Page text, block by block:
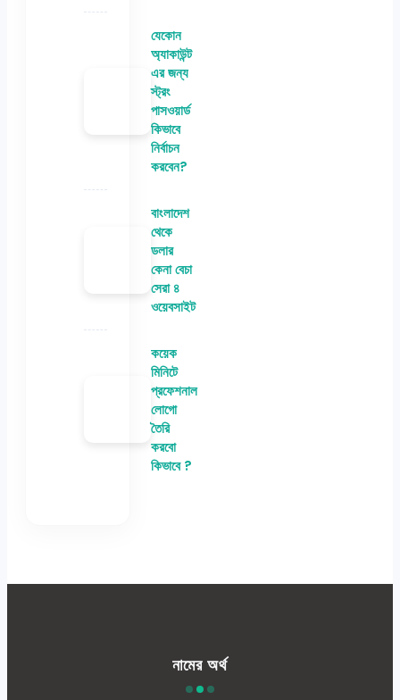
যেকোন
অ্যাকাউন্ট
এর জন্য
স্ট্রং
পাসওয়ার্ড
কিভাবে
নির্বাচন
করবেন?
বাংলাদেশ
থেকে
ডলার
কেনা বেচা
সেরা ৪
ওয়েবসাইট
কয়েক
মিনিটে
প্রফেশনাল
লোগো
তৈরি
করবো
কিভাবে ?
নামের অর্থ